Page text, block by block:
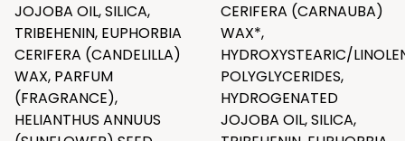
JOJOBA OIL, SILICA,
TRIBEHENIN, EUPHORBIA
CERIFERA (CANDELILLA)
WAX, PARFUM
(FRAGRANCE),
HELIANTHUS ANNUUS
CERIFERA (CARNAUBA)
WAX*,
HYDROXYSTEARIC/
POLYGLYCERIDES,
HYDROGENATED
JOJOBA OIL, SILICA,